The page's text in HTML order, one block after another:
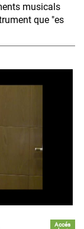
musicals
que "es
Accés